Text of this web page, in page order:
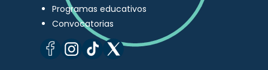
Programas educativos
Convocatorias